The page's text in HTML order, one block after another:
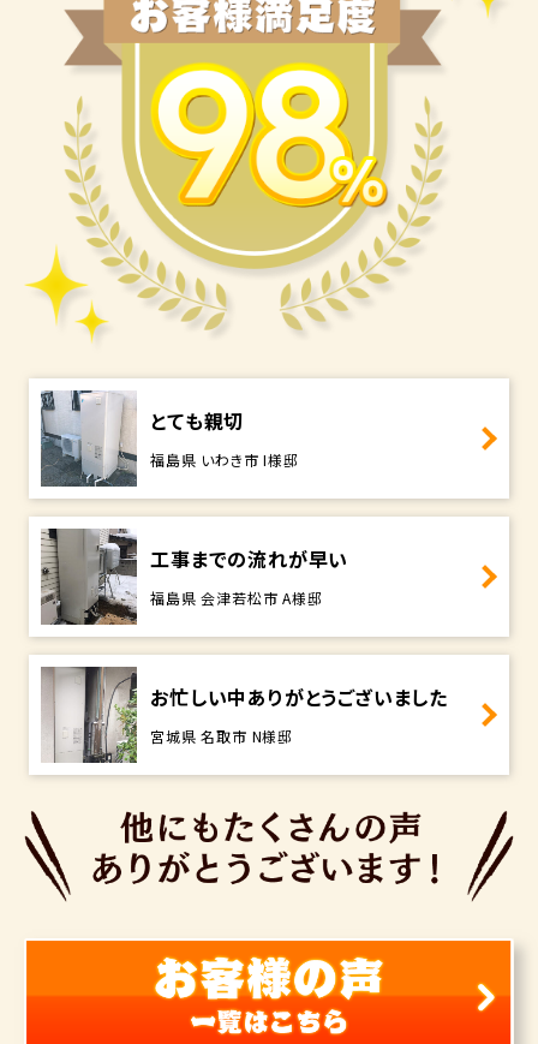
とても親切
福島県 いわき市 I様邸
工事までの流れが早い
福島県 会津若松市 A様邸
お忙しい中ありがとうございました
宮城県 名取市 N様邸